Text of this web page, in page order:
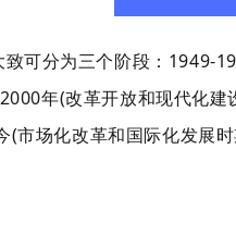
可分为三个阶段：1949-
年(改革开放和现代化
(市场化改革和国际化发展